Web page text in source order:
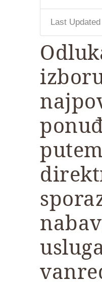
Last Updated
putem